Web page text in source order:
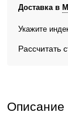
Доставка в
Укажите
Рассчитать
Описание